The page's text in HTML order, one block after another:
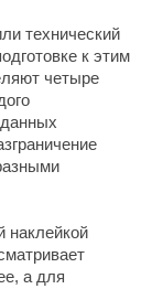
технический
к этим
четыре
наклейкой
а для